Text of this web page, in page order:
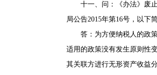
十一、问：《办法》废止
局公告2015年第16号，以下
答：为方便纳税人的政策
适用的政策没有发生原则性
其关联方进行无形资产收益